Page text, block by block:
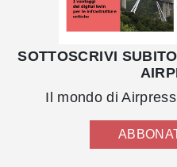
SOTTOSCRIVI
Il mondo di